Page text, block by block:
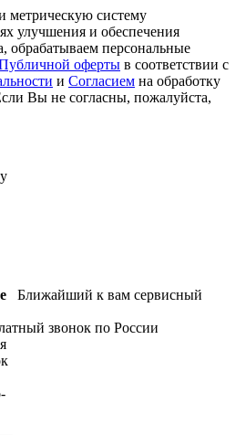
метрическую систему
улучшения и обеспечения
обрабатываем персональные
оферты в соответствии с
и Согласием на обработку
Вы не согласны, пожалуйста,
Ближайший к вам сервисный
звонок по России